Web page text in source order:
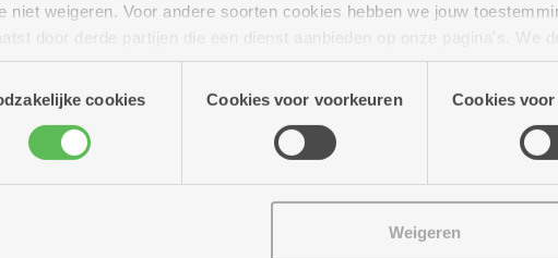
niet weigeren. Voor andere soorten cookies hebben we jouw
door derde partijen die een dienst aanbieden op onze pagina's. We
gebruik van onze site voor social media, advertenties en
cookies
Cookies voor voorkeuren Cookies
Weigeren
2026 14.00 uur tot 17.00 uur
Linkeroever
21
Linkeroever